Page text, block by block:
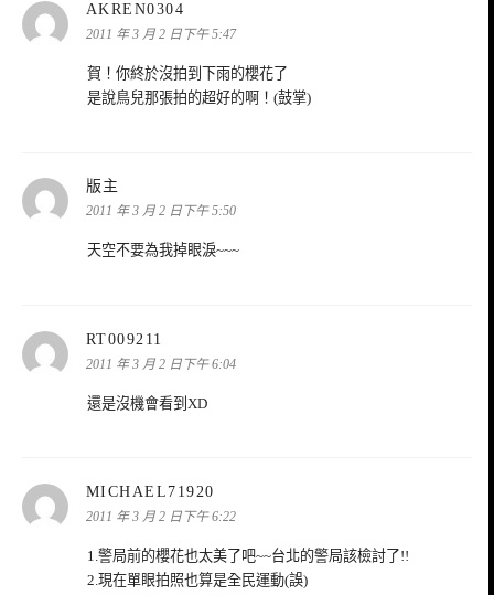
AKREN0304
示:
2011 年 3 月 2 日下午 5:47
賀！你終於沒拍到下雨的櫻花了
是說鳥兒那張拍的超好的啊！(鼓掌)
版主
示:
2011 年 3 月 2 日下午 5:50
天空不要為我掉眼淚~~~
RT009211
示:
2011 年 3 月 2 日下午 6:04
還是沒機會看到XD
MICHAEL71920
示:
2011 年 3 月 2 日下午 6:22
1.警局前的櫻花也太美了吧~~台北的警局該檢討了!!
2.現在單眼拍照也算是全民運動(誤)